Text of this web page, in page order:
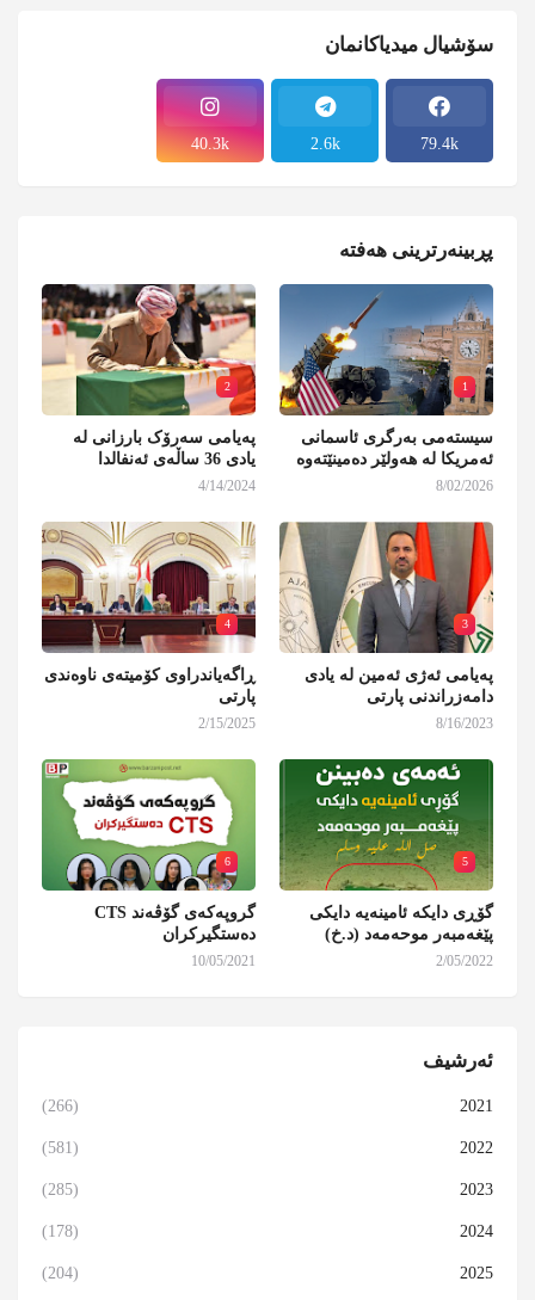
سۆشیال میدیاکانمان
79.4k
2.6k
40.3k
پڕبینەرترینی هەفتە
1
سیستەمی بەرگری ئاسمانی
ئەمریکا لە هەولێر دەمینێتەوە
8/02/2026
2
پەیامی سەرۆک بارزانی لە
یادی 36 ساڵەی ئەنفالدا
4/14/2024
3
پەیامی ئەژی ئەمین لە یادی
دامەزراندنی پارتی
8/16/2023
4
ڕاگەیاندراوی کۆمیتەی ناوەندی
پارتی
2/15/2025
5
گۆڕی دایکە ئامینەیە دایکی
پێغەمبەر موحەمەد (د.خ)
2/05/2022
6
گروپەکەی گۆڤەند CTS
دەستگیرکران
10/05/2021
ئەرشیف
2021
(266)
2022
(581)
2023
(285)
2024
(178)
2025
(204)